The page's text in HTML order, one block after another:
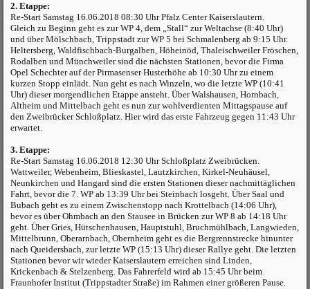
2. Etappe:
Re-Start Samstag 16.06.2018 08:30 Uhr Pfalz Center Kaiserslautern.
Gleich zu Beginn geht es zur WP 4, dem „Stall“ zur Weltachse (8:40 Uhr)
und über Mölschbach, Trippstadt zur WP 5 bei Schmalenberg ab 9:15 Uhr.
Heltersberg, Waldfischbach-Burgalben, Höheinöd, Thaleischweiler Fröschen,
Rodalben und Münchweiler sind die nächsten Stationen, bevor die Firma
Opel Schechter auf der Pirmasenser Husterhöhe ab 10:30 Uhr zu einem
kurzen Stopp einlädt. Nun geht es nach Winzeln, wo die letzte WP (10:41
Uhr) dieser morgendlichen Etappe ansteht. Über Walshausen, Hornbach,
Altheim und Mittelbach geht es nun zur wohlverdienten Mittagspause auf
den Zweibrücker Schloßplatz. Hier wird das erste Fahrzeug gegen 11:43 Uhr
erwartet.
3. Etappe:
Re-Start Samstag 16.06.2018 12:30 Uhr Schloßplatz Zweibrücken.
Wattweiler, Webenheim, Blieskastel, Lautzkirchen, Kirkel-Neuhäusel,
Neunkirchen und Hangard sind die ersten Stationen dieser nachmittäglichen
Fahrt, bevor die 7. WP ab 13:39 Uhr bei Steinbach losgeht. Über Saal und
Bubach geht es zu einem Zwischenstopp nach Krottelbach (14:06 Uhr),
bevor es über Ohmbach an den Stausee in Brücken zur WP 8 ab 14:18 Uhr
geht. Über Gries, Hütschenhausen, Hauptstuhl, Bruchmühlbach, Langwieden,
Mittelbrunn, Oberarnbach, Obernheim geht es die Bergrennstrecke hinunter
nach Queidersbach, zur letzte WP (15:13 Uhr) dieser Rallye geht. Die letzten
Stationen bevor wir wieder Kaiserslautern erreichen sind Linden,
Krickenbach & Stelzenberg. Das Fahrerfeld wird ab 15:45 Uhr beim
Fraunhofer Institut (Trippstadter Straße) im Rahmen einer größeren Pause.